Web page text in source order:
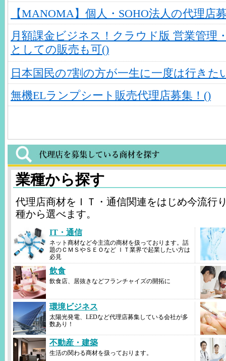
【MANOMA】個人・SOHO法人の代理店
月額課金ビジネス！クラウド版 営業管理
としての販売も可()
日本国民の7割の方が一生に一度は行きた
無機ELランプシート販売代理店募集！()
業種から探す
代理店商材をＩＴ・通信関連をはじめ今流行
種から選べます。
IT・通信
ネット商材など今主流の商材を扱っております。話
題のＣＭＳやＳＥＯなど ＩＴ業界で起業したい方は
必見
飲食
飲食店、居抜きなどフランチャイズの開拓に
環境ビジネス
太陽光発電、LEDなど代理店募集している会社が多
数あり！
不動産・建築
生活の関わる商材を扱っております。